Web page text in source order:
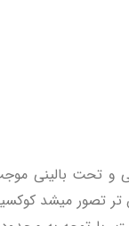
تحت بالینی
تر تصور میشد